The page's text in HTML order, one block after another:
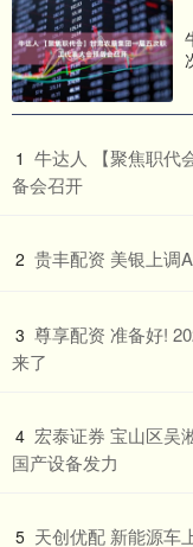
1 牛达人 【聚焦职代
备会召开
2 贵丰配资 美银上调
3 尊享配资 准备好!
来了
4 宏泰证券 宝山区吴
国产设备发力
5 天创优配 新能源车